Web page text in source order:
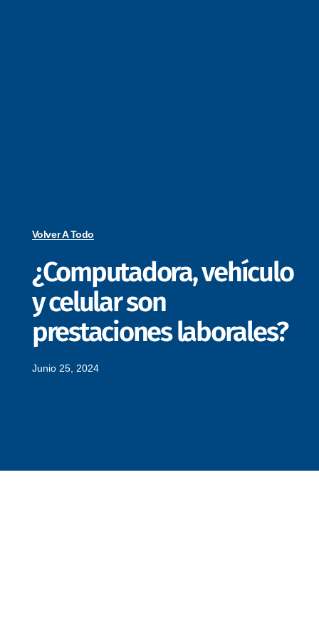
Volver A Todo
¿Computadora, vehículo
y celular son
prestaciones laborales?
Junio 25, 2024